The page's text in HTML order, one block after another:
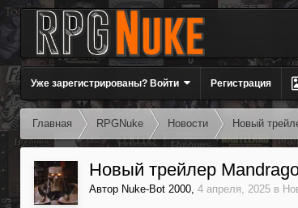
Уже зарегистрированы? Войти Регистрация
Главная RPGNuke Новости Новый
Новый трейлер
Автор Nuke-Bot 2000, 4 апреля, 2025 в